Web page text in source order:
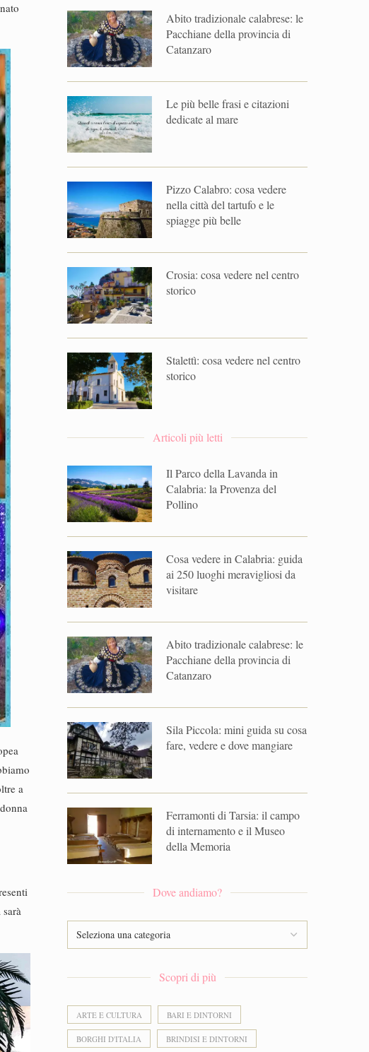
a
Abito tradizionale calabrese: le
Pacchiane della provincia di
Catanzaro
Le più belle frasi e citazioni
dedicate al mare
Pizzo Calabro: cosa vedere
nella città del tartufo e le
spiagge più belle
Crosia: cosa vedere nel centro
storico
Stalettì: cosa vedere nel centro
storico
Articoli più letti
Il Parco della Lavanda in
Calabria: la Provenza del
Pollino
Cosa vedere in Calabria: guida
ai 250 luoghi meravigliosi da
visitare
Abito tradizionale calabrese: le
Pacchiane della provincia di
Catanzaro
Sila Piccola: mini guida su cosa
fare, vedere e dove mangiare
Ferramonti di Tarsia: il campo
di internamento e il Museo
della Memoria
Dove andiamo?
Scopri di più
ARTE E CULTURA BARI E DINTORNI
BORGHI D'ITALIA BRINDISI E DINTORNI